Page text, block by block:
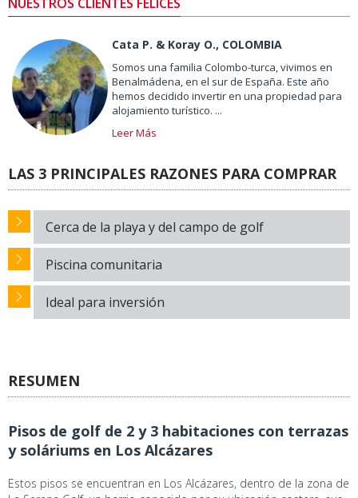
Cata P. & Koray O., COLOMBIA
Somos una familia Colombo-turca, vivimos en
Benalmádena, en el sur de España. Este año
hemos decidido invertir en una propiedad para
alojamiento turístico. ...
Leer Más
LAS 3 PRINCIPALES RAZONES PARA COMPRAR
Cerca de la playa y del campo de golf
Piscina comunitaria
Ideal para inversión
RESUMEN
Pisos de golf de 2 y 3 habitaciones con terrazas
y soláriums en Los Alcázares
Estos pisos se encuentran en Los Alcázares, dentro de la zona de